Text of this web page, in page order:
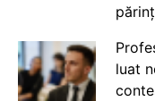
luat